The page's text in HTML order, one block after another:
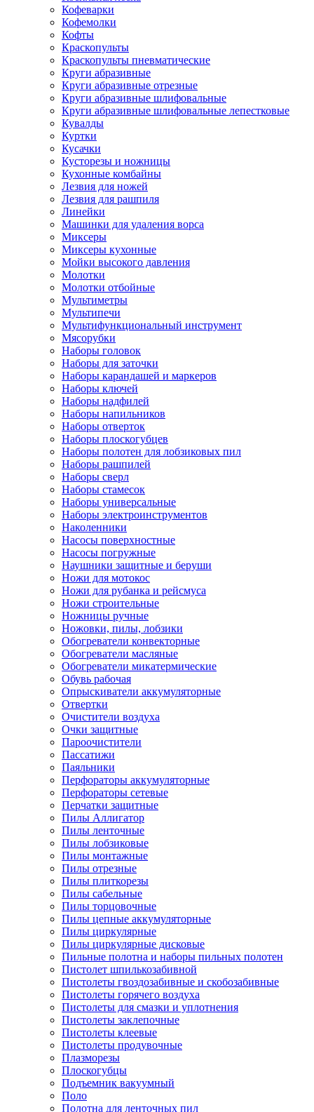
Кофеварки
Кофемолки
Кофты
Краскопульты
Краскопульты пневматические
Круги абразивные
Круги абразивные отрезные
Круги абразивные шлифовальные
Круги абразивные шлифовальные лепестковые
Кувалды
Куртки
Кусачки
Кусторезы и ножницы
Кухонные комбайны
Лезвия для ножей
Лезвия для рашпиля
Линейки
Машинки для удаления ворса
Миксеры
Миксеры кухонные
Мойки высокого давления
Молотки
Молотки отбойные
Мультиметры
Мультипечи
Мультифункциональный инструмент
Мясорубки
Наборы головок
Наборы для заточки
Наборы карандашей и маркеров
Наборы ключей
Наборы надфилей
Наборы напильников
Наборы отверток
Наборы плоскогубцев
Наборы полотен для лобзиковых пил
Наборы рашпилей
Наборы сверл
Наборы стамесок
Наборы универсальные
Наборы электроинструментов
Наколенники
Насосы поверхностные
Насосы погружные
Наушники защитные и беруши
Ножи для мотокос
Ножи для рубанка и рейсмуса
Ножи строительные
Ножницы ручные
Ножовки, пилы, лобзики
Обогреватели конвекторные
Обогреватели масляные
Обогреватели микатермические
Обувь рабочая
Опрыскиватели аккумуляторные
Отвертки
Очистители воздуха
Очки защитные
Пароочистители
Пассатижи
Паяльники
Перфораторы аккумуляторные
Перфораторы сетевые
Перчатки защитные
Пилы Аллигатор
Пилы ленточные
Пилы лобзиковые
Пилы монтажные
Пилы отрезные
Пилы плиткорезы
Пилы сабельные
Пилы торцовочные
Пилы цепные аккумуляторные
Пилы циркулярные
Пилы циркулярные дисковые
Пильные полотна и наборы пильных полотен
Пистолет шпилькозабивной
Пистолеты гвоздозабивные и скобозабивные
Пистолеты горячего воздуха
Пистолеты для смазки и уплотнения
Пистолеты заклепочные
Пистолеты клеевые
Пистолеты продувочные
Плазморезы
Плоскогубцы
Подъемник вакуумный
Поло
Полотна для ленточных пил